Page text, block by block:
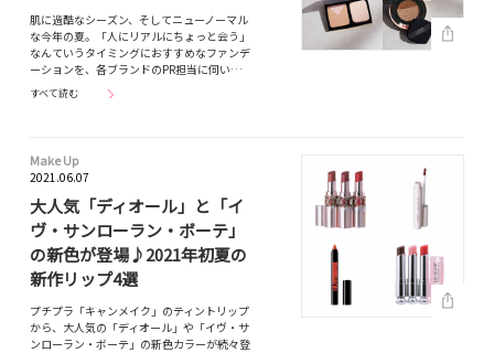
肌に過酷なシーズン、そしてニューノーマル
な今年の夏。「人にリアルにちょっと会う」
なんていうタイミングにおすすめなファンデ
ーションを、各ブランドのPR担当に伺い…
すべて読む
Make Up
2021.06.07
大人気「ディオール」と「イ
ヴ・サンローラン・ボーテ」
の新色が登場♪2021年初夏の
新作リップ4選
プチプラ「キャンメイク」のティントリップ
から、大人気の「ディオール」や「イヴ・サ
ンローラン・ボーテ」の新色カラーが続々登